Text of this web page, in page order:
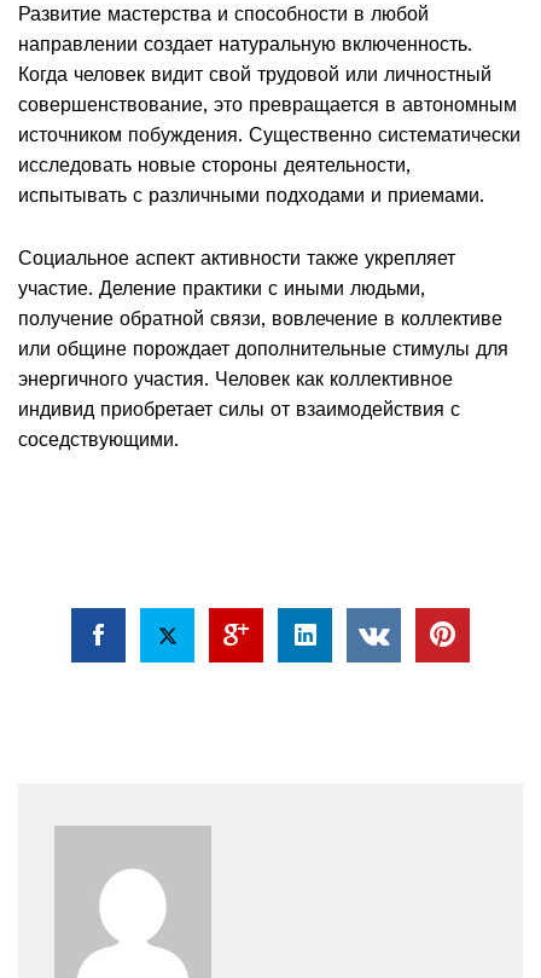
Развитие мастерства и способности в любой
направлении создает натуральную включенность.
Когда человек видит свой трудовой или личностный
совершенствование, это превращается в автономным
источником побуждения. Существенно систематически
исследовать новые стороны деятельности,
испытывать с различными подходами и приемами.
Социальное аспект активности также укрепляет
участие. Деление практики с иными людьми,
получение обратной связи, вовлечение в коллективе
или общине порождает дополнительные стимулы для
энергичного участия. Человек как коллективное
индивид приобретает силы от взаимодействия с
соседствующими.